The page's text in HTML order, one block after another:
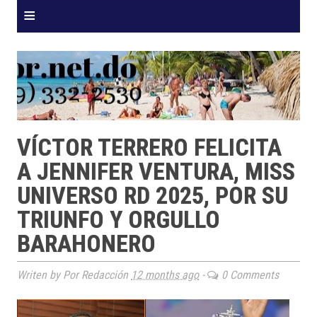
≡
VÍCTOR TERRERO FELICITA
A JENNIFER VENTURA, MISS
UNIVERSO RD 2025, POR SU
TRIUNFO Y ORGULLO
BARAHONERO
Writen by Por Redacción 12 months ago- 0 Comments